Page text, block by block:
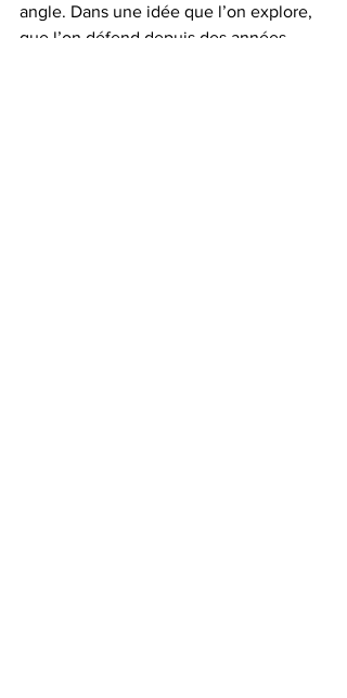
angle. Dans une idée que l’on explore,
que l’on défend depuis des années,